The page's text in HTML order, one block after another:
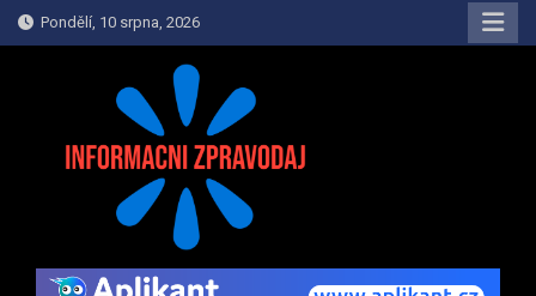
Skip
to
Pondělí, 10 srpna, 2026
INFORMAČNÍ-ZPRAVODAJ.CZ
Informace a zpravodajství on-line